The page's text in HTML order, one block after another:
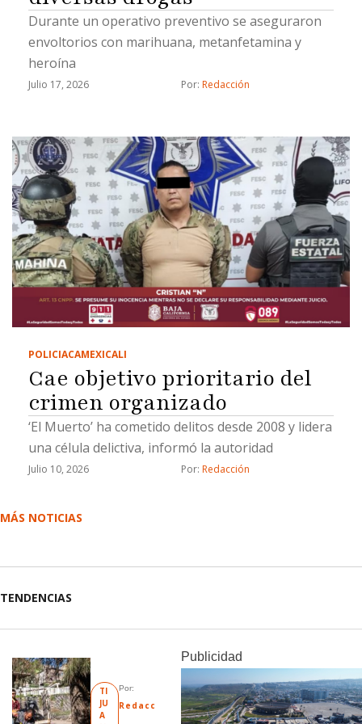
Durante un operativo preventivo se aseguraron
envoltorios con marihuana, metanfetamina y
heroína
Julio 17, 2026 Por: Redacción
POLICIACAMEXICALI
Cae objetivo prioritario del
crimen organizado
‘El Muerto’ ha cometido delitos desde 2008 y lidera
una célula delictiva, informó la autoridad
Julio 10, 2026 Por: Redacción
MÁS NOTICIAS
TENDENCIAS
TI
JU
A
Por:
Redacc
Publicidad